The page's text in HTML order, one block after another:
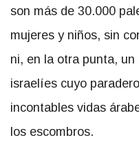
son más de 30.000
mujeres y niños, sin
ni, en la otra punta,
israelíes cuyo
incontables vidas
los escombros.